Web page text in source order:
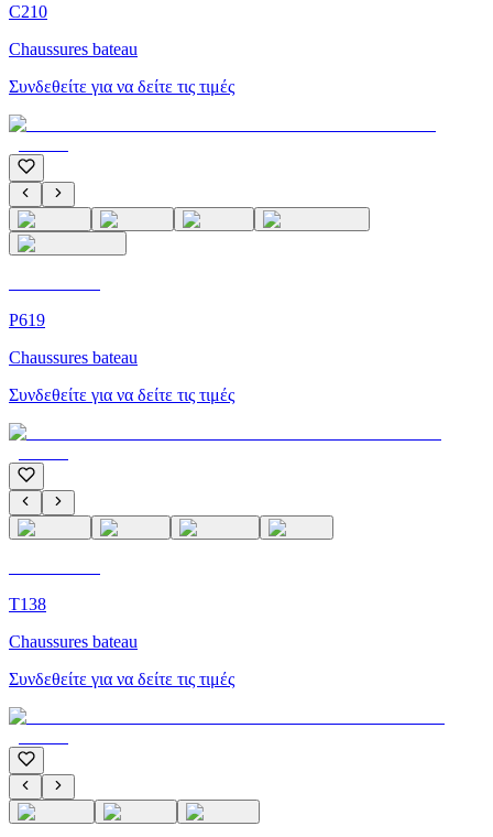
C210
Chaussures bateau
Συνδεθείτε για να δείτε τις τιμές
P619
Chaussures bateau
Συνδεθείτε για να δείτε τις τιμές
T138
Chaussures bateau
Συνδεθείτε για να δείτε τις τιμές